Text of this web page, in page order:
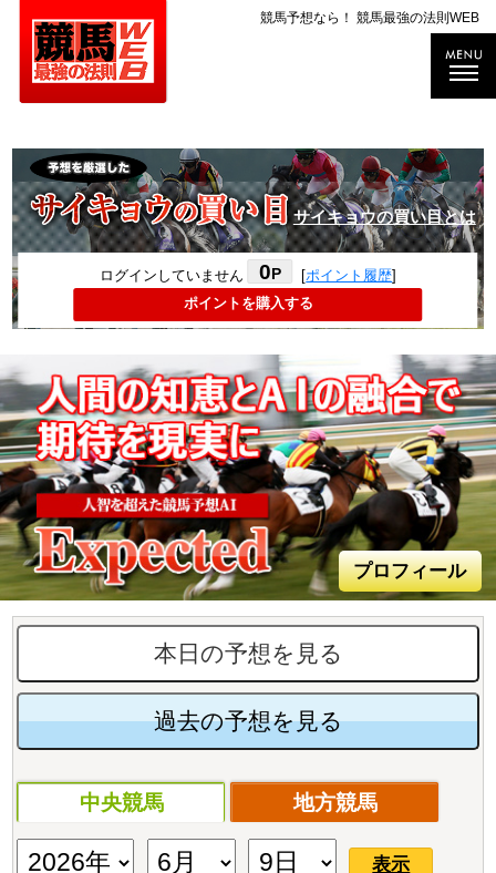
競馬予想なら！ 競馬最強の法則WEB
サイキョウの買い目とは
ログインしていません 0P [ポイント履歴]
ポイントを購入する
プロフィール
本日の予想を見る
過去の予想を見る
中央競馬 地方競馬
表示